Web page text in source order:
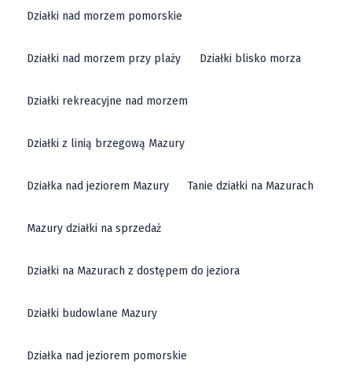
Działki nad morzem pomorskie
Działki nad morzem przy plaży Działki blisko morza
Działki rekreacyjne nad morzem
Działki z linią brzegową Mazury
Działka nad jeziorem Mazury Tanie działki na Mazurach
Mazury działki na sprzedaż
Działki na Mazurach z dostępem do jeziora
Działki budowlane Mazury
Działka nad jeziorem pomorskie